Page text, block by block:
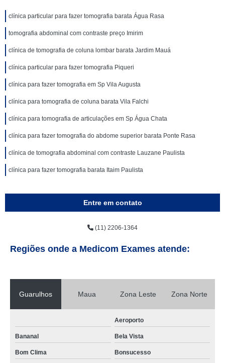
clínica particular para fazer tomografia barata Água Rasa
tomografia abdominal com contraste preço Imirim
clínica de tomografia de coluna lombar barata Jardim Mauá
clínica particular para fazer tomografia Piqueri
clínica para fazer tomografia em Sp Vila Augusta
clínica para tomografia de coluna barata Vila Falchi
clínica para tomografia de articulações em Sp Água Chata
clínica para fazer tomografia do abdome superior barata Ponte Rasa
clínica de tomografia abdominal com contraste Lauzane Paulista
clínica para fazer tomografia barata Itaim Paulista
Entre em contato
(11) 2206-1364
Regiões onde a Medicom Exames atende:
Guarulhos Maua Zona Leste Zona Norte
Aeroporto
Bananal Bela Vista
Bom Clima Bonsucesso